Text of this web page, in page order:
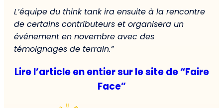
L’équipe du think tank ira ensuite à la rencontre
de certains contributeurs et organisera un
événement en novembre avec des
témoignages de terrain.”
Lire l’article en entier sur le site de “Faire
Face”